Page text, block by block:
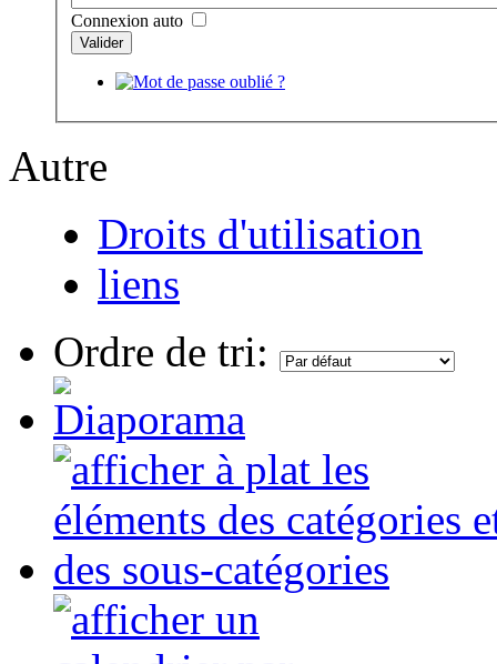
Connexion auto
Autre
Droits d'utilisation
liens
Ordre de tri: